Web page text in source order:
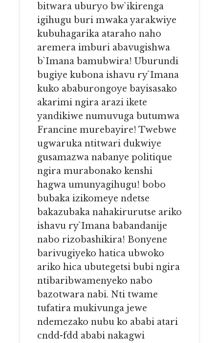
bitwara uburyo bw`ikirenga
igihugu buri mwaka yarakwiye
kubuhagarika ataraho naho
aremera imburi abavugishwa
b`Imana bamubwira! Uburundi
bugiye kubona ishavu ry`Imana
kuko ababurongoye bayisasako
akarimi ngira arazi ikete
yandikiwe numuvuga butumwa
Francine murebayire! Twebwe
ugwaruka ntitwari dukwiye
gusamazwa nabanye politique
ngira murabonako kenshi
hagwa umunyagihugu! bobo
bubaka izikomeye ndetse
bakazubaka nahakirurutse ariko
ishavu ry`Imana babandanije
nabo rizobashikira! Bonyene
barivugiyeko hatica ubwoko
ariko hica ubutegetsi bubi ngira
ntibaribwamenyeko nabo
bazotwara nabi. Nti twame
tufatira mukivunga jewe
ndemezako nubu ko ababi atari
cndd-fdd ababi nakagwi